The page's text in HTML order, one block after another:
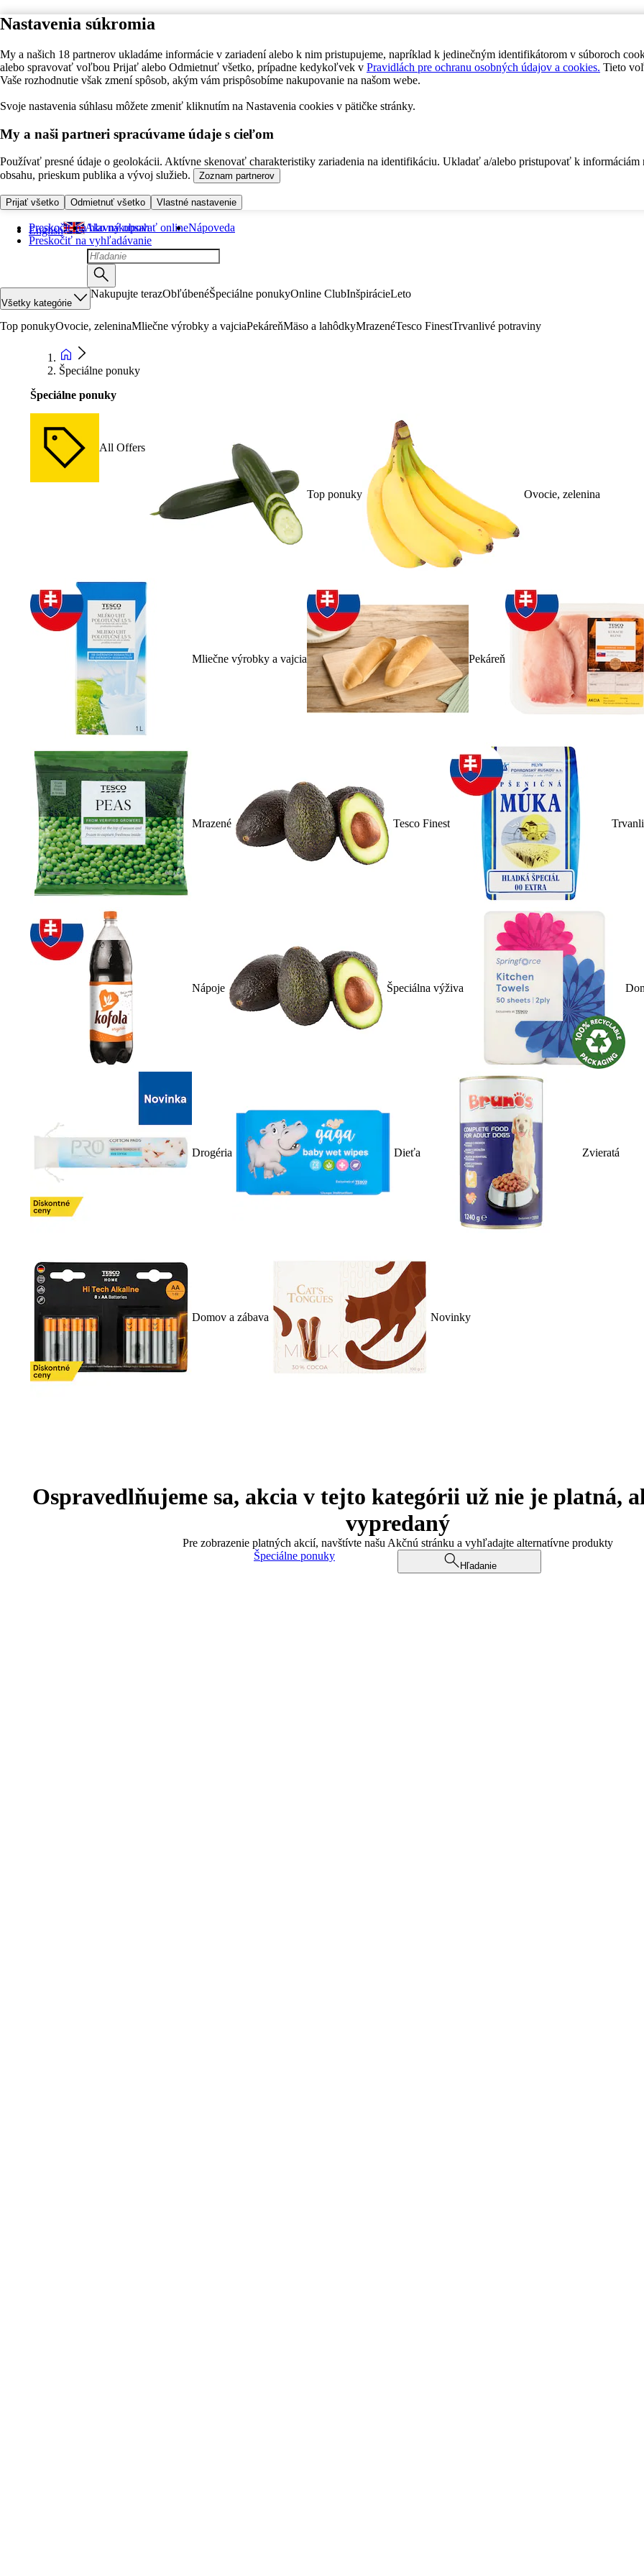
Nastavenia súkromia
My a našich 18 partnerov ukladáme informácie v zariadení alebo k nim pristupujeme, napríklad k jedinečným identifikátorom v súboroch
alebo spravovať voľbou Prijať alebo Odmietnuť všetko, prípadne kedykoľvek v Pravidlách pre ochranu osobných údajov a cookies. Tieto
Vaše rozhodnutie však zmení spôsob, akým vám prispôsobíme nakupovanie na našom webe.
Svoje nastavenia súhlasu môžete zmeniť kliknutím na Nastavenia cookies v pätičke stránky.
My a naši partneri spracúvame údaje s cieľom
Používať presné údaje o geolokácii. Aktívne skenovať charakteristiky zariadenia na identifikáciu. Ukladať a/alebo pristupovať k informáciám
obsahu, prieskum publika a vývoj služieb.
Zoznam partnerov
Prijať všetko Odmietnuť všetko Vlastné nastavenie
Preskočiť na hlavný obsah
Preskočiť na vyhľadávanie
English Ako nakupovať onlineNápoveda
Všetky kategórie
Nakupujte terazObľúbenéŠpeciálne ponukyOnline ClubInšpirácieLeto
Top ponukyOvocie, zeleninaMliečne výrobky a vajciaPekáreňMäso a lahôdkyMrazenéTesco FinestTrvanlivé potraviny
Špeciálne ponuky
Špeciálne ponuky
All Offers
Top ponuky Ovocie, zelenina
Mliečne výrobky a vajcia Pekáreň
Mrazené Tesco Finest
Nápoje Špeciálna výživa
Drogéria Dieťa Zvieratá
Domov a zábava Novinky
Ospravedlňujeme sa, akcia v tejto kategórii už nie je platná,
vypredaný
Pre zobrazenie platných akcií, navštívte našu Akčnú stránku a vyhľadajte alternatívne produkty
Špeciálne ponuky
Hľadanie